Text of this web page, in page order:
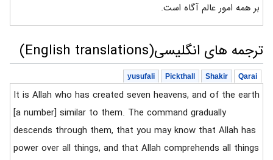
بر همه امور عالم آگاه است.
ترجمه های انگلیسی(English translations)
Qarai
Shakir
Pickthall
yusufali
It is Allah who has created seven heavens, and of the earth
[a number] similar to them. The command gradually
descends through them, that you may know that Allah has
power over all things, and that Allah comprehends all things